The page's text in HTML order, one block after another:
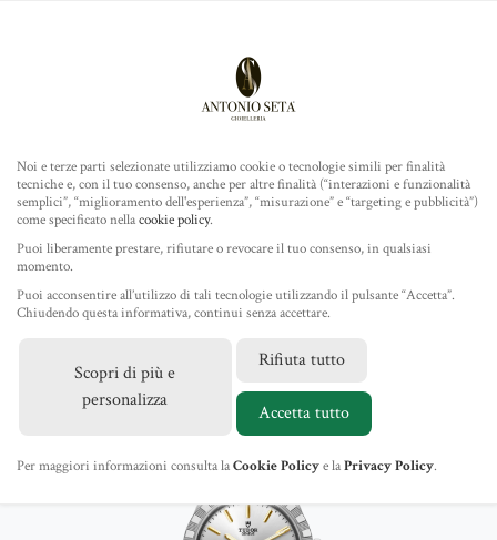
ROLEX
TUDOR
GIOIELLERIA
IL NEGOZIO
NEWS
CONTATTI
NOVITÀ2025
Noi e terze parti selezionate utilizziamo cookie o tecnologie simili per finalità
tecniche e, con il tuo consenso, anche per altre finalità (“interazioni e funzionalità
semplici”, “miglioramento dell'esperienza”, “misurazione” e “targeting e pubblicità”)
come specificato nellacookie policy.
Puoi liberamente prestare, rifiutare o revocare il tuo consenso, in qualsiasi
momento.
Puoi acconsentire all’utilizzo di tali tecnologie utilizzando il pulsante “Accetta”.
Chiudendo questa informativa, continui senza accettare.
Scopri di più e
personalizza
Rifiuta tutto
Accetta tutto
Per maggiori informazioni consulta laCookie Policye laPrivacy Policy.